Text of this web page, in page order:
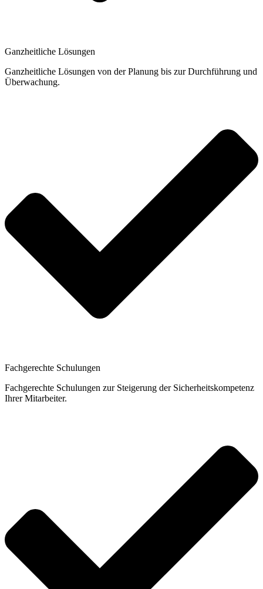
Ganzheitliche Lösungen
Ganzheitliche Lösungen von der Planung bis zur Durchführung und
Überwachung.
Fachgerechte Schulungen
Fachgerechte Schulungen zur Steigerung der Sicherheitskompetenz
Ihrer Mitarbeiter.